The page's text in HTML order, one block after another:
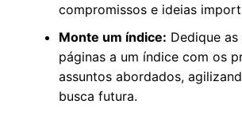
compromissos e ideias
Monte um índice: Dedique
páginas a um índice com os
assuntos abordados,
busca futura.